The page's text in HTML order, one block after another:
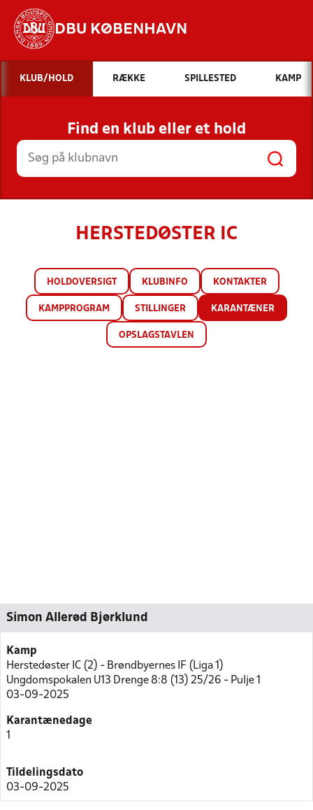
DBU KØBENHAVN
Hvad vil du søge efter?
INDHOLD OG NYHEDER
STILLINGER, RESULTATER, KLUBBER OG
HOLD
KLUB/HOLD RÆKKE SPILLESTED KAMP
Find en klub eller et hold
HERSTEDØSTER IC
HOLDOVERSIGT KLUBINFO KONTAKTER
KAMPPROGRAM STILLINGER KARANTÆNER
OPSLAGSTAVLEN
Simon Allerød Bjørklund
Kamp
Herstedøster IC (2) - Brøndbyernes IF (Liga 1)
Ungdomspokalen U13 Drenge 8:8 (13) 25/26 - Pulje 1
03-09-2025
Karantænedage
1
Tildelingsdato
03-09-2025